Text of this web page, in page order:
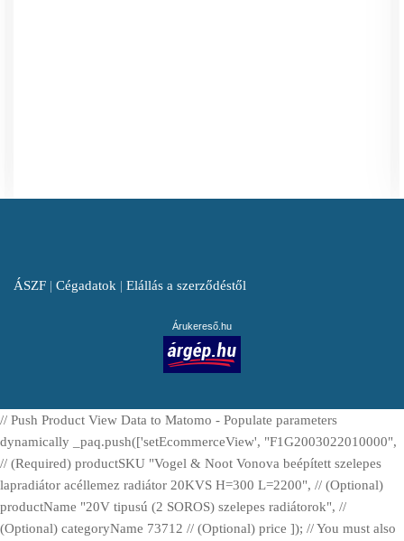
ÁSZF | Cégadatok | Elállás a szerződéstől
Árukereső.hu
// Push Product View Data to Matomo - Populate parameters
dynamically _paq.push(['setEcommerceView', "F1G2003022010000",
// (Required) productSKU "Vogel & Noot Vonova beépített szelepes
lapradiátor acéllemez radiátor 20KVS H=300 L=2200", // (Optional)
productName "20V tipusú (2 SOROS) szelepes radiátorok", //
(Optional) categoryName 73712 // (Optional) price ]); // You must also